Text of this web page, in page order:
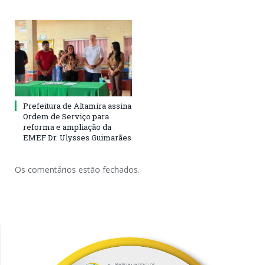
Prefeitura de Altamira assina
Ordem de Serviço para
reforma e ampliação da
EMEF Dr. Ulysses Guimarães
Os comentários estão fechados.